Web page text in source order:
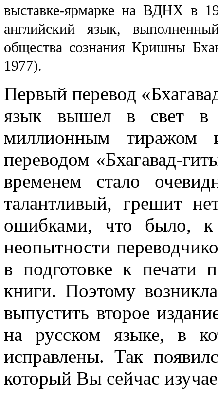
выставке-ярмарке на ВДНХ в
английский язык,
общества сознания Кришны
1977).
Первый перевод
язык вышел в свет в
миллионным тиражом
переводом «Бхагавад-
временем стало
талантливый, грешит
ошибками, что было, к
неопытности
в подготовке к печати
книги. Поэтому
выпустить второе
на русском языке, в
исправлены. Так
который Вы сейчас